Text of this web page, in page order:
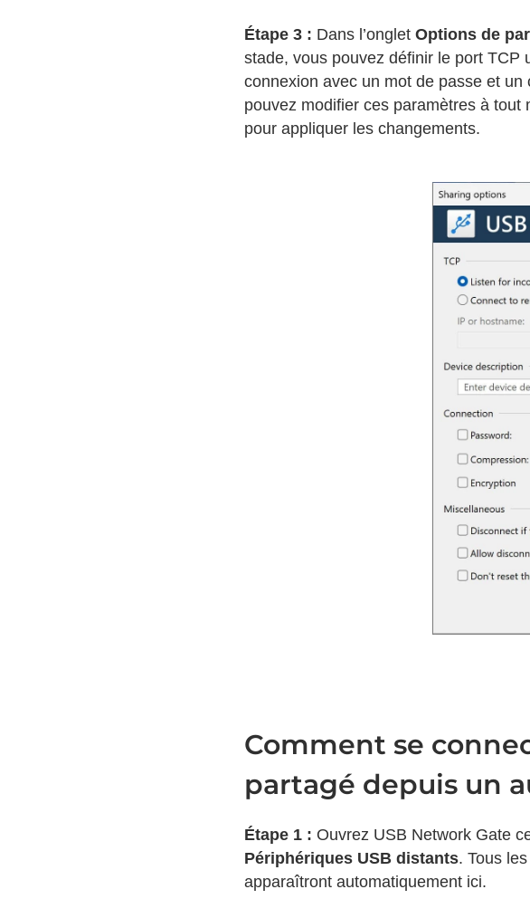
Étape 3 : Dans l’ongletOptions de
stade, vous pouvez définir le port TCP
connexion avec un mot de passe et
pouvez modifier ces paramètres à
pour appliquer les changements.
Comment se
partagé depuis un
Étape 1 : Ouvrez USB Network Gate
Périphériques USB distants. Tous
apparaîtront automatiquement ici.